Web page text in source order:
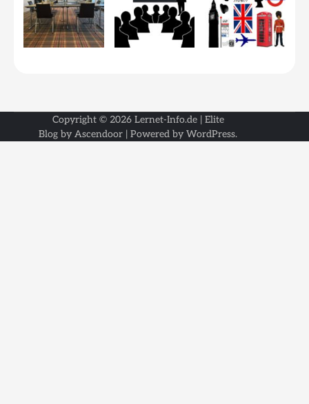
Copyright © 2026 Lernet-Info.de| Elite
Blog by Ascendoor | Powered by WordPress.